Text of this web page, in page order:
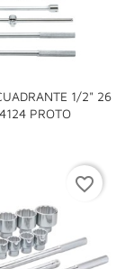
1/2" 26
PROTO
favorite_border